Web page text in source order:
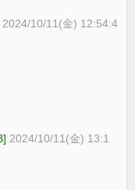
2024/10/11(金) 12:54:4
2024/10/11(金) 13:1